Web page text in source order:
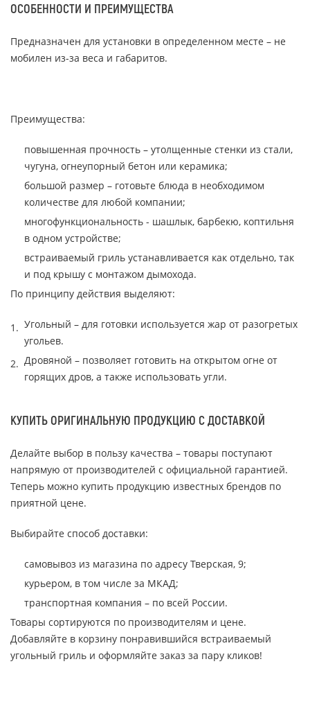
ОСОБЕННОСТИ И ПРЕИМУЩЕСТВА
Предназначен для установки в определенном месте – не
мобилен из-за веса и габаритов.
Преимущества:
повышенная прочность – утолщенные стенки из стали,
чугуна, огнеупорный бетон или керамика;
большой размер – готовьте блюда в необходимом
количестве для любой компании;
многофункциональность - шашлык, барбекю, коптильня
в одном устройстве;
встраиваемый гриль устанавливается как отдельно, так
и под крышу с монтажом дымохода.
По принципу действия выделяют:
Угольный – для готовки используется жар от разогретых
угольев.
Дровяной – позволяет готовить на открытом огне от
горящих дров, а также использовать угли.
КУПИТЬ ОРИГИНАЛЬНУЮ ПРОДУКЦИЮ С ДОСТАВКОЙ
Делайте выбор в пользу качества – товары поступают
напрямую от производителей с официальной гарантией.
Теперь можно купить продукцию известных брендов по
приятной цене.
Выбирайте способ доставки:
самовывоз из магазина по адресу Тверская, 9;
курьером, в том числе за МКАД;
транспортная компания – по всей России.
Товары сортируются по производителям и цене.
Добавляйте в корзину понравившийся встраиваемый
угольный гриль и оформляйте заказ за пару кликов!